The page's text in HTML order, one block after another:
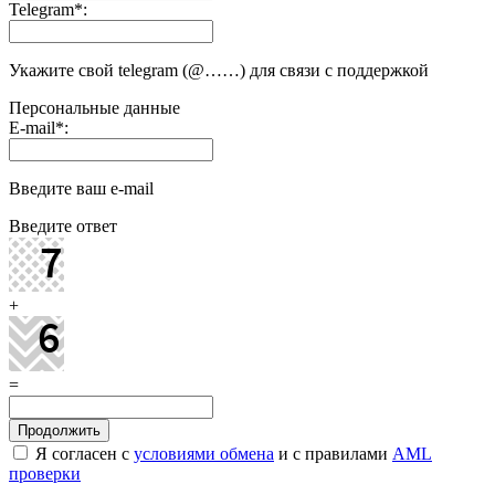
Telegram*:
Укажите свой telegram (@……) для связи с поддержкой
Персональные данные
E-mail*:
Введите ваш e-mail
Введите ответ
+
=
Я согласен с условиями обмена и с правилами AML
проверки